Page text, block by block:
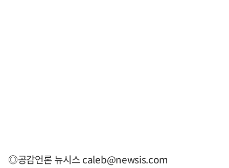
◎공감언론 뉴시스caleb@newsis.com